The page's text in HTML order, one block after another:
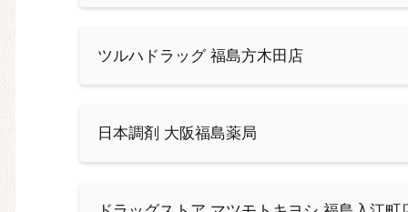
ツルハドラッグ 福島方木田店
日本調剤 大阪福島薬局